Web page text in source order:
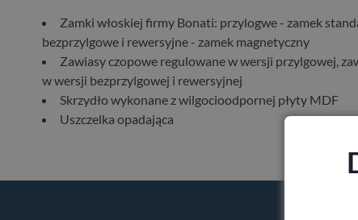
Zamki włoskiej firmy Bonati: przylogwe - zamek
bezprzylgowe i rewersyjne - zamek magnetyczny
Zawiasy czopowe regulowane w wersji przylgowej,
w wersji bezprzylgowej i rewersyjnej
Skrzydło wykonane z wilgocioodpornej płyty MDF
Uszczelka opadająca